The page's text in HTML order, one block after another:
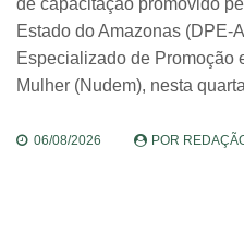
de capacitação promovido
Estado do Amazonas (DPE-
Especializado de Promoção
Mulher (Nudem), nesta
06/08/2026 POR